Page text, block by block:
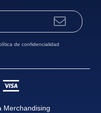
de confidencialidad
Merchandising